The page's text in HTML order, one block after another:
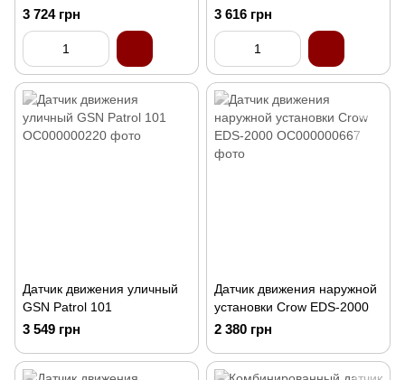
GY (ИК + СВЧ) с активным
СВЧ-каналом антимаскинга
3 724 грн
каналами обнаружения
3 616 грн
Датчик движения уличный
GSN Patrol 101
3 549 грн
Датчик движения наружной
установки Crow EDS-2000
2 380 грн